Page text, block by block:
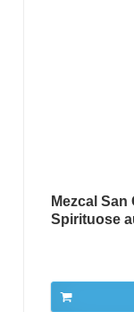
Mezcal
Spirituose